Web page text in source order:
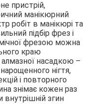
пристрій,
манікюрний
робіт в манікюрі та
підбір фрез і
фрезою можна
краю
алмазної насадкою –
нігтя,
і повторного
знімає кожен раз
згин